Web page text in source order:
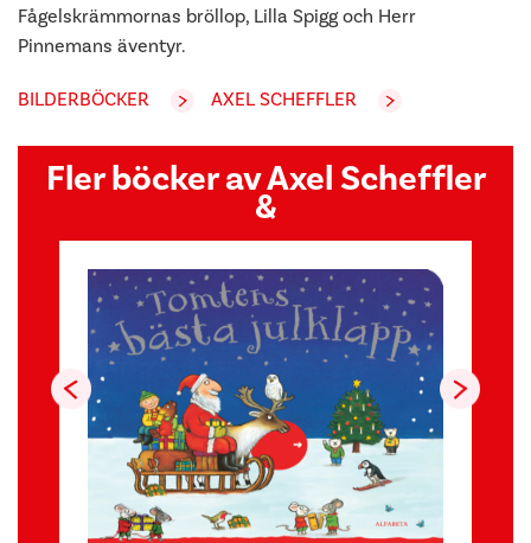
Fågelskrämmornas bröllop, Lilla Spigg och Herr
Pinnemans äventyr.
BILDERBÖCKER AXEL SCHEFFLER
Fler böcker av Axel Scheffler
&